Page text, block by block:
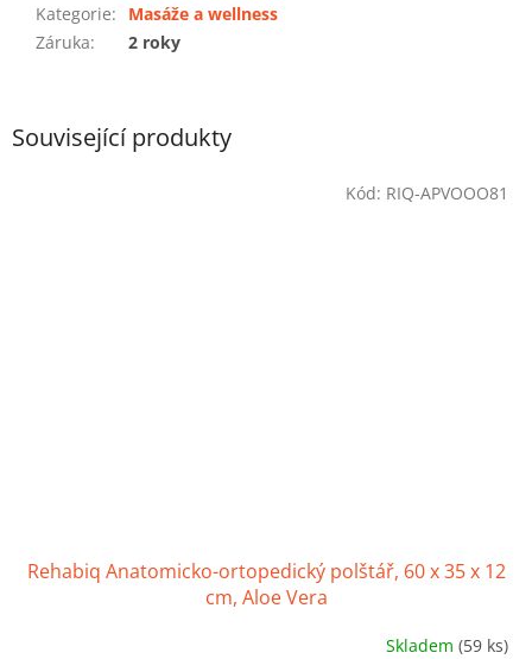
Související produkty
Rehabiq Anatomicko-ortopedický polštář, 60 x 35 x 12
cm, Aloe Vera
Skladem(59 ks)
Kód: RIQ-APVOOO81
Kategorie:
Masáže a wellness
Záruka: 2 roky